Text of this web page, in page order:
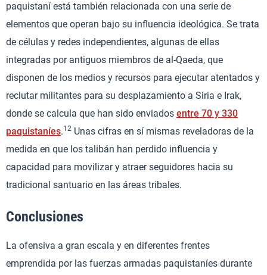
paquistaní está también relacionada con una serie de
elementos que operan bajo su influencia ideológica. Se trata
de células y redes independientes, algunas de ellas
integradas por antiguos miembros de al-Qaeda, que
disponen de los medios y recursos para ejecutar atentados y
reclutar militantes para su desplazamiento a Siria e Irak,
donde se calcula que han sido enviados entre 70 y 330
paquistaníes.12 Unas cifras en sí mismas reveladoras de la
medida en que los talibán han perdido influencia y
capacidad para movilizar y atraer seguidores hacia su
tradicional santuario en las áreas tribales.
Conclusiones
La ofensiva a gran escala y en diferentes frentes
emprendida por las fuerzas armadas paquistaníes durante